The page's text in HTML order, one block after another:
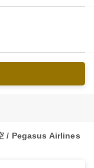
/ Pegasus Airlines